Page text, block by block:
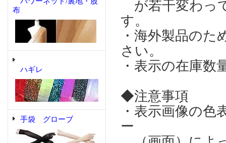
布
ハギレ
手袋 グローブ
が若干変わっ
す。
・海外製品の
さい。
・表示の在庫
◆注意事項
・表示画像の
ー